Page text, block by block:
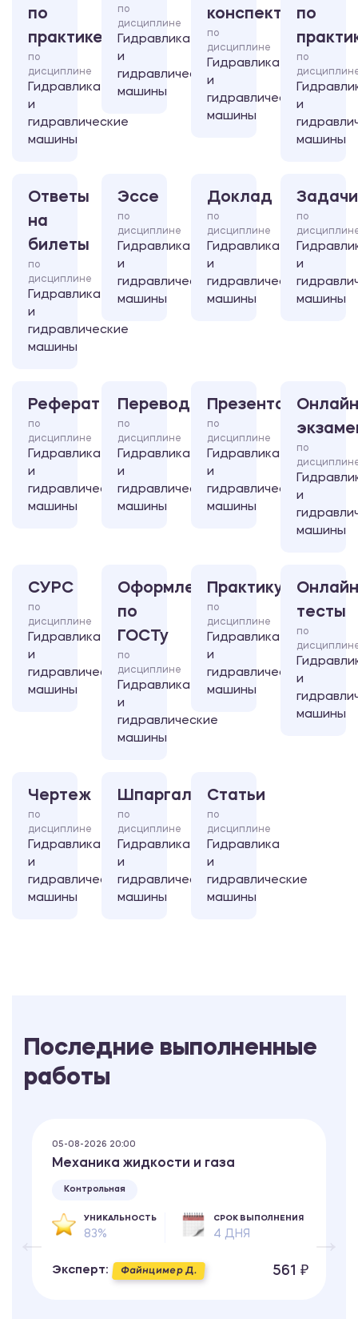
по
практике
по
дисциплине
Гидравлика
и
гидравлические
машины
по
дисциплине
Гидравлика
и
гидравлические
машины
конспект
по
дисциплине
Гидравлика
и
гидравлические
машины
по
по
и
машины
Ответы
на
билеты
по
дисциплине
Гидравлика
и
гидравлические
машины
Эссе
по
дисциплине
Гидравлика
и
гидравлические
машины
Доклад
по
дисциплине
Гидравлика
и
гидравлические
машины
Задачи
по
и
машины
Реферат
по
дисциплине
Гидравлика
и
гидравлические
машины
Перевод
по
дисциплине
Гидравлика
и
гидравлические
машины
Презентация
по
дисциплине
Гидравлика
и
гидравлические
машины
по
и
машины
СУРС
по
дисциплине
Гидравлика
и
гидравлические
машины
Оформление
по
ГОСТу
по
дисциплине
Гидравлика
и
гидравлические
машины
Практикум
по
дисциплине
Гидравлика
и
гидравлические
машины
тесты
по
и
машины
Чертеж
по
дисциплине
Гидравлика
и
гидравлические
машины
Шпаргалка
по
дисциплине
Гидравлика
и
гидравлические
машины
Статьи
по
дисциплине
Гидравлика
и
гидравлические
машины
Последние выполненные
работы
05-08-2026 20:00
Механика жидкости и газа
Контрольная
УНИКАЛЬНОСТЬ
83%
СРОК ВЫПОЛНЕНИЯ
4 ДНЯ
Эксперт: Файнцимер Д. 561 ₽